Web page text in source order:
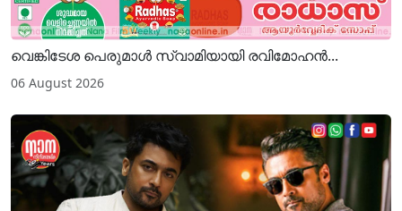
വെങ്കിടേശ പെരുമാൾ സ്വാമിയായി രവിമോഹൻ...
06 August 2026